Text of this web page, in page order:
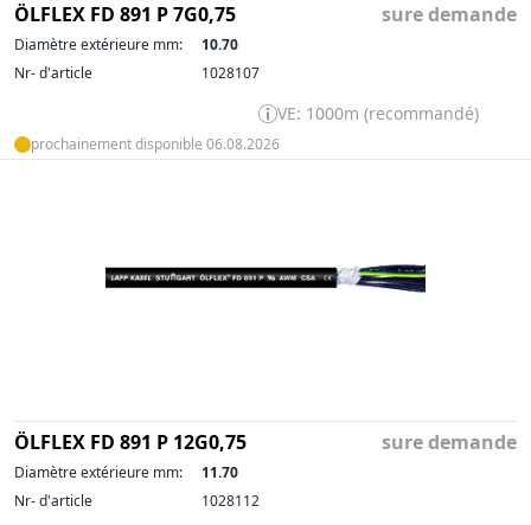
ÖLFLEX FD 891 P 7G0,75 sure demande
Diamètre extérieure mm:
10.70
Nr- d'article
1028107
VE: 1000m (recommandé)
prochainement disponible 06.08.2026
ÖLFLEX FD 891 P 12G0,75 sure demande
Diamètre extérieure mm:
11.70
Nr- d'article
1028112